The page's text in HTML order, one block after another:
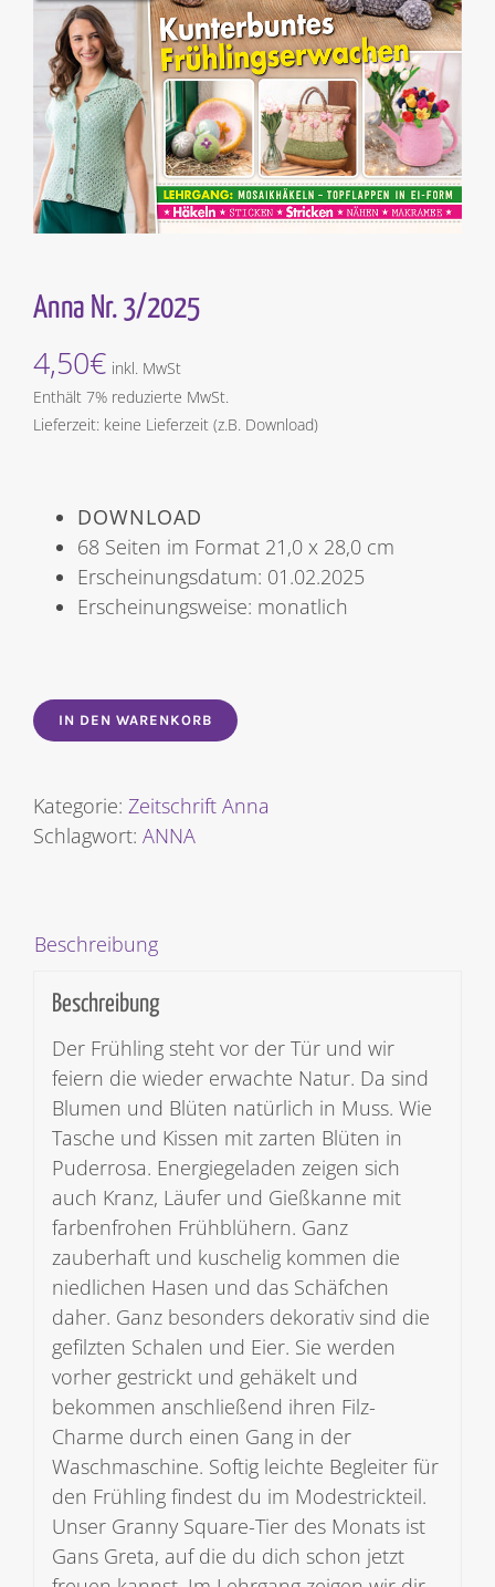
Anna Nr. 3/2025
4,50€ inkl. MwSt
Enthält 7% reduzierte MwSt.
Lieferzeit: keine Lieferzeit (z.B. Download)
DOWNLOAD
68 Seiten im Format 21,0 x 28,0 cm
Erscheinungsdatum: 01.02.2025
Erscheinungsweise: monatlich
IN DEN WARENKORB
Kategorie: Zeitschrift Anna
Schlagwort: ANNA
Beschreibung
Beschreibung
Der Frühling steht vor der Tür und wir
feiern die wieder erwachte Natur. Da sind
Blumen und Blüten natürlich in Muss. Wie
Tasche und Kissen mit zarten Blüten in
Puderrosa. Energiegeladen zeigen sich
auch Kranz, Läufer und Gießkanne mit
farbenfrohen Frühblühern. Ganz
zauberhaft und kuschelig kommen die
niedlichen Hasen und das Schäfchen
daher. Ganz besonders dekorativ sind die
gefilzten Schalen und Eier. Sie werden
vorher gestrickt und gehäkelt und
bekommen anschließend ihren Filz-
Charme durch einen Gang in der
Waschmaschine. Softig leichte Begleiter für
den Frühling findest du im Modestrickteil.
Unser Granny Square-Tier des Monats ist
Gans Greta, auf die du dich schon jetzt